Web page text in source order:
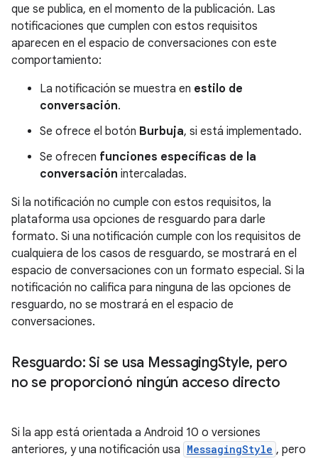
que se publica, en el momento de la publicación. Las
notificaciones que cumplen con estos requisitos
aparecen en el espacio de conversaciones con este
comportamiento:
La notificación se muestra en estilo de
conversación.
Se ofrece el botón Burbuja, si está implementado.
Se ofrecen funciones específicas de la
conversación intercaladas.
Si la notificación no cumple con estos requisitos, la
plataforma usa opciones de resguardo para darle
formato. Si una notificación cumple con los requisitos de
cualquiera de los casos de resguardo, se mostrará en el
espacio de conversaciones con un formato especial. Si la
notificación no califica para ninguna de las opciones de
resguardo, no se mostrará en el espacio de
conversaciones.
Resguardo: Si se usa MessagingStyle, pero
no se proporcionó ningún acceso directo
Si la app está orientada a Android 10 o versiones
anteriores, y una notificación usa MessagingStyle , pero